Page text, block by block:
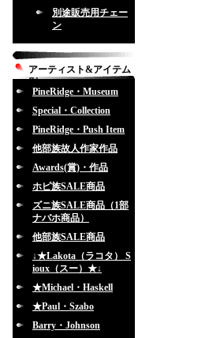
別途販売用チェー
ン
アーティスト&アイテム
別
PineRidge・Museum
Special・Collection
PineRidge・Push Item
他部族故人作家作品
Awards(賞)・作品
ホピ族SALE商品
ズニ族SALE商品（1部
ナバホ商品）
他部族SALE商品
↓★Lakota（ラコタ） S
ioux（スー）★↓
★Michael・Haskell
★Paul・Szabo
Barry・Johnson